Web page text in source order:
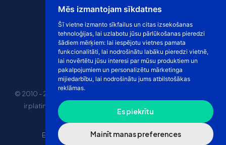
Mēs izmantojam sīkdatnes
Šī vietne izmanto sīkfailus un citas izsekošanas
tehnoloģijas, lai uzlabotu jūsu pārlūkošanas pieredzi
šādiem mērķiem: lai iespējotu vietnes pamata
funkcionalitāti, lai nodrošinātu labāku pieredzi vietnē,
lai novērtētu jūsu interesi par mūsu produktiem un
pakalpojumiem un personalizētu mārketinga
mijiedarbību, lai nodrošinātu jums atbilstošākas
reklāmas.
Es piekrītu
Mainīt manas preferences
© 2010 - 2026 eshoprent prekinis ženklas saugomas. Kopijuoti
ir platinti svetainės turinį be sutikimo griežtai draudžiama.
Kainos nurodytos be PVM
E-veikala īres cena
“Dropshipping” e-veikals